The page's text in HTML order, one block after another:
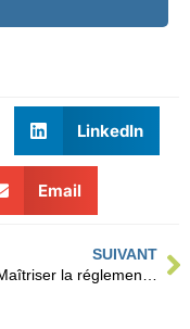
LinkedIn
Email
SUIVANT